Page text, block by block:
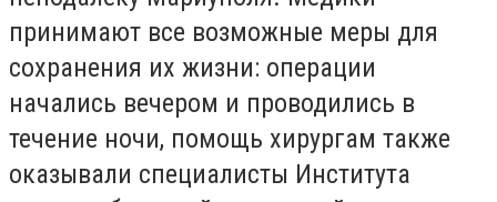
принимают все возможные меры для
сохранения их жизни: операции
начались вечером и проводились в
течение ночи, помощь хирургам также
оказывали специалисты Института